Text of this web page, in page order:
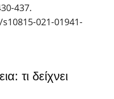
437.
021-01941-
τι δείχνει